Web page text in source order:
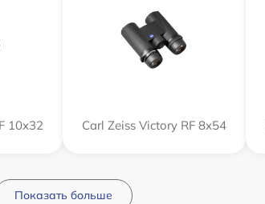
10x32 Carl Zeiss Victory RF 8x54
Показать больше